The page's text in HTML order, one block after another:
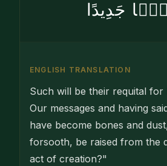
جَدِيدًا
ENGLISH TRANSLATION
Such will be their requital for
Our messages and having
have become bones and
forsooth, be raised from the
act of creation?"